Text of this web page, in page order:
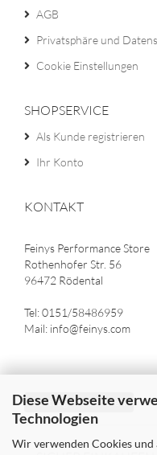
Diese Webseite
Technologien
Wir verwenden Cookies und
AGB
Privatsphäre und
Cookie Einstellungen
SHOPSERVICE
Als Kunde registrieren
Ihr Konto
KONTAKT
Feinys Performance Store
Rothenhofer Str. 56
96472 Rödental
Tel: 0151/58486959
Mail: info@feinys.com
Vertrag widerrufen